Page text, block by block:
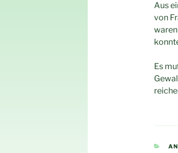
Aus
von
Es